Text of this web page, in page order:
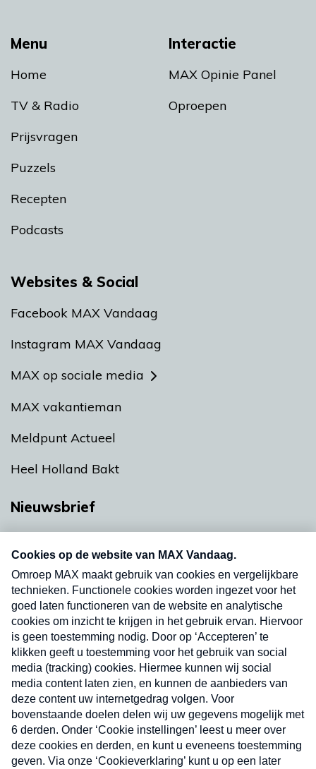
Menu
Home
TV & Radio
Prijsvragen
Puzzels
Recepten
Podcasts
Interactie
MAX Opinie Panel
Oproepen
Websites & Social
Facebook MAX Vandaag
Instagram MAX Vandaag
MAX op sociale media
MAX vakantieman
Meldpunt Actueel
Heel Holland Bakt
Nieuwsbrief
nieuwsbrief. Elke vrijdag- en dinsdagochtend in
uw mailbox.
Verzend
Nieuwsbrief